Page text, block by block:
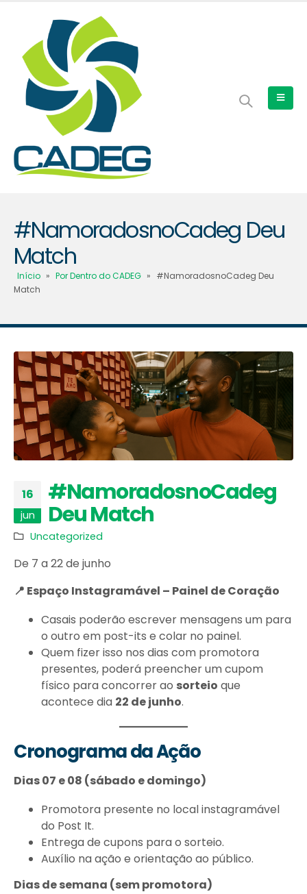
#NamoradosnoCadeg Deu
Match
Início » Por Dentro do CADEG » #NamoradosnoCadeg Deu
Match
16
jun
#NamoradosnoCadeg
Deu Match
Uncategorized
De 7 a 22 de junho
📍 Espaço Instagramável – Painel de Coração
Casais poderão escrever mensagens um para
o outro em post-its e colar no painel.
Quem fizer isso nos dias com promotora
presentes, poderá preencher um cupom
físico para concorrer ao sorteio que
acontece dia 22 de junho.
Cronograma da Ação
Dias 07 e 08 (sábado e domingo)
Promotora presente no local instagramável
do Post It.
Entrega de cupons para o sorteio.
Auxílio na ação e orientação ao público.
Dias de semana (sem promotora)